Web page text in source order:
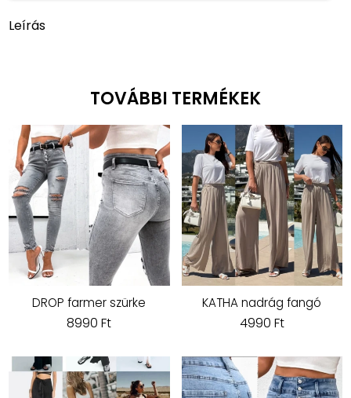
Leírás
TOVÁBBI TERMÉKEK
DROP farmer szürke
8990 Ft
KATHA nadrág fangó
4990 Ft